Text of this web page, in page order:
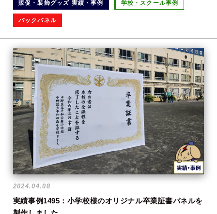
販促・装飾グッズ 実績・事例 学校・スクール事例
バックパネル
2024.04.08
実績事例1495：小学校様のオリジナル卒業証書パネルを